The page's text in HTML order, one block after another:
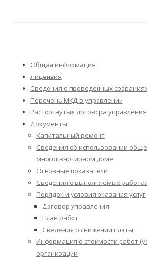
Общая информация
Лицензия
Сведения о проведенных
Перечень МКД в управлении
Расторгнутые договора управления
Документы
Капитальный ремонт
Сведения об использовании
многоквартирном доме
Основные показатели
Сведения о выполняемых
Порядок и условия оказания услуг
Договор управления
План работ
Сведения о снижении платы
Информация о стоимости работ
организации